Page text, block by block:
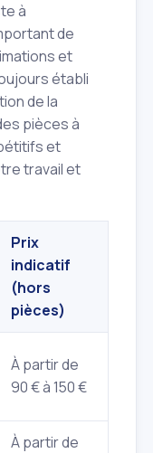
à
de
et
établi
de la
pièces à
et
travail et
Prix
indicatif
(hors
pièces)
À partir de
90 € à 150 €
À partir de